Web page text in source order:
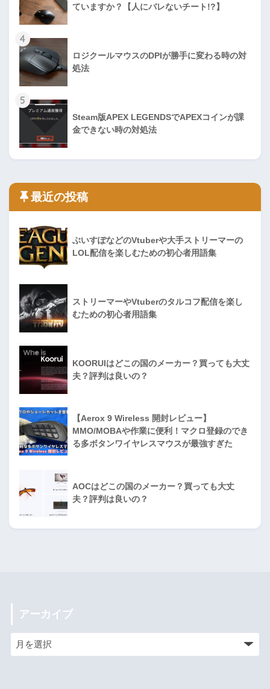
ていますか？【人にバレないチート!?】
4
ロジクールマウスのDPIが勝手に変わる時の対
処法
5
Steam版APEX LEGENDSでAPEXコインが課
金できない時の対処法
最近の投稿
ぶいすぽなどのVtuberや大手ストリーマーの
LOL配信を楽しむための初心者用語集
ストリーマーやVtuberのタルコフ配信を楽し
むための初心者用語集
KOORUIはどこの国のメーカー？買っても大丈
夫？評判は良いの？
【Aerox 9 Wireless 開封レビュー】
MMO/MOBAや作業に便利！マクロ登録のでき
る多ボタンワイヤレスマウスが最強すぎた
AOCはどこの国のメーカー？買っても大丈
夫？評判は良いの？
アーカイブ